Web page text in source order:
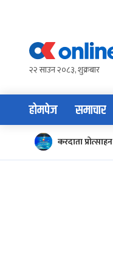
content२२ साउन २०८३, शुक्रबार
होमपेज समाचार
करदाता प्रोत्साहन